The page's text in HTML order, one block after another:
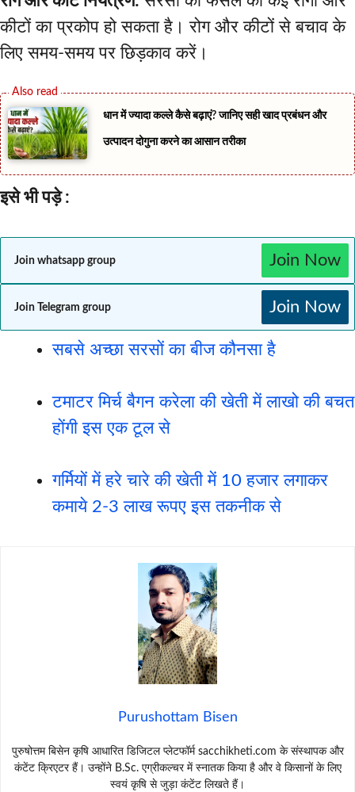
कीटों का प्रकोप हो सकता है। रोग और कीटों से बचाव के
लिए समय-समय पर छिड़काव करें।
धान में ज्यादा कल्ले कैसे बढ़ाएं? जानिए सही खाद प्रबंधन और
उत्पादन दोगुना करने का आसान तरीका
इसे भी पड़े :
Join whatsapp group Join Now
Join Telegram group Join Now
सबसे अच्छा सरसों का बीज कौनसा है
टमाटर मिर्च बैगन करेला की खेती में लाखो की बचत
होंगी इस एक टूल से
गर्मियों में हरे चारे की खेती में 10 हजार लगाकर
कमाये 2-3 लाख रूपए इस तकनीक से
Purushottam Bisen
पुरुषोत्तम बिसेन कृषि आधारित डिजिटल प्लेटफॉर्म sacchikheti.com के संस्थापक और
कंटेंट क्रिएटर हैं। उन्होंने B.Sc. एग्रीकल्चर में स्नातक किया है और वे किसानों के लिए
स्वयं कृषि से जुड़ा कंटेंट लिखते हैं।